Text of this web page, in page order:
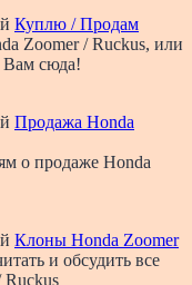
Куплю / Продам
Zoomer / Ruckus, или
Вам сюда!
Продажа Honda
о продаже Honda
Клоны Honda Zoomer
и обсудить все
Ruckus